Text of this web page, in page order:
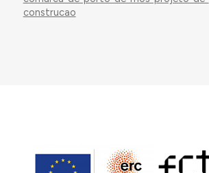
construcao